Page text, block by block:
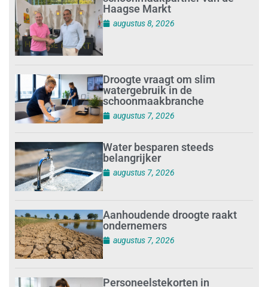
Haagse Markt
augustus 8, 2026
Droogte vraagt om slim
watergebruik in de
schoonmaakbranche
augustus 7, 2026
Water besparen steeds
belangrijker
augustus 7, 2026
Aanhoudende droogte raakt
ondernemers
augustus 7, 2026
Personeelstekorten in